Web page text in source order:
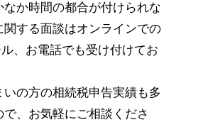
か時間の都合が付けられな
関する面談はオンラインでの
、お電話でも受け付けてお
の方の相続税申告実績も多
、お気軽にご相談くださ